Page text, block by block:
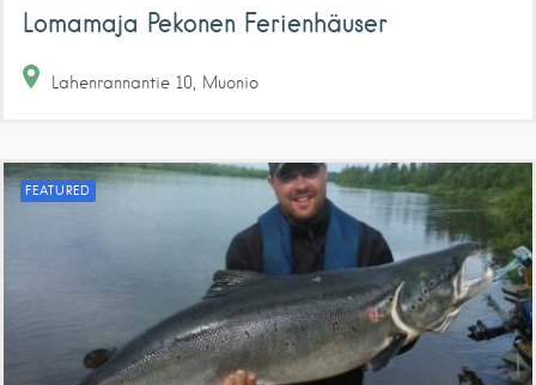
Lomamaja Pekonen Ferienhäuser
Lahenrannantie 10 Muonio
FEATURED